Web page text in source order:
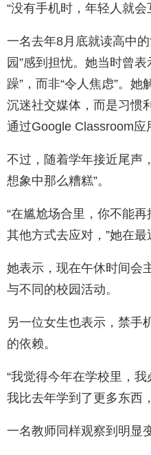
“没有手机时，年轻人就会
一名去年8月底就读高中
园”感到担忧。她当时曾
躁”，而非“令人焦虑”。
沉迷社交媒体，而是习惯
通过Google Classroom应
不过，随着学年接近尾声
想象中那么糟糕”。
“在尴尬场合里，你不能
其他方式去应对，”她在最
她表示，现在午休时间会
与不同的校园活动。
另一位女生也表示，禁手
的依赖。
“我觉得今年在学校里，
我比去年学到了更多东西，
一名教师同样观察到明显